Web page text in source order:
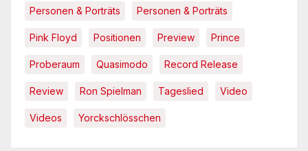
Personen & Porträts Personen & Porträts
Pink Floyd Positionen Preview Prince
Proberaum Quasimodo Record Release
Review Ron Spielman Tageslied Video
Videos Yorckschlösschen